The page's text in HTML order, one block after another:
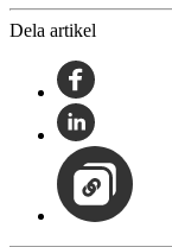
Dela artikel